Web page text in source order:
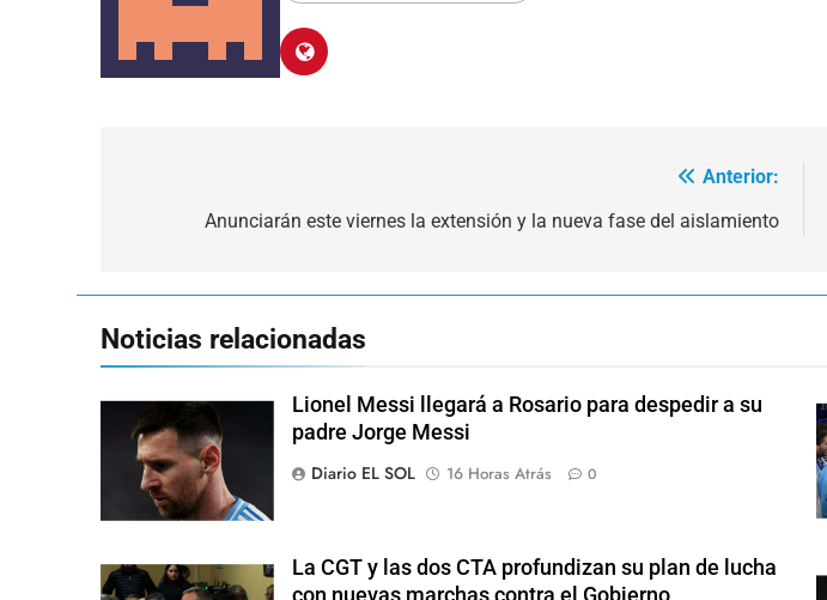
Anterior:
Anunciarán este viernes la extensión y la nueva fase del aislamiento
Noticias relacionadas
Lionel Messi llegará a Rosario para despedir a su
padre Jorge Messi
Diario EL SOL
16 Horas Atrás 0
La CGT y las dos CTA profundizan su plan de lucha
con nuevas marchas contra el Gobierno